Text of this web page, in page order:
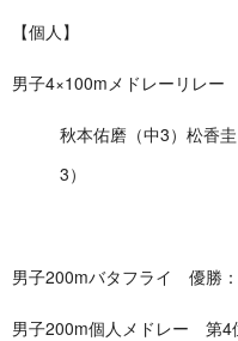
【個人】
男子4×100mメドレーリレー
秋本佑磨（中3）松香
3）
男子200mバタフライ 優勝：
男子200m個人メドレー 第4